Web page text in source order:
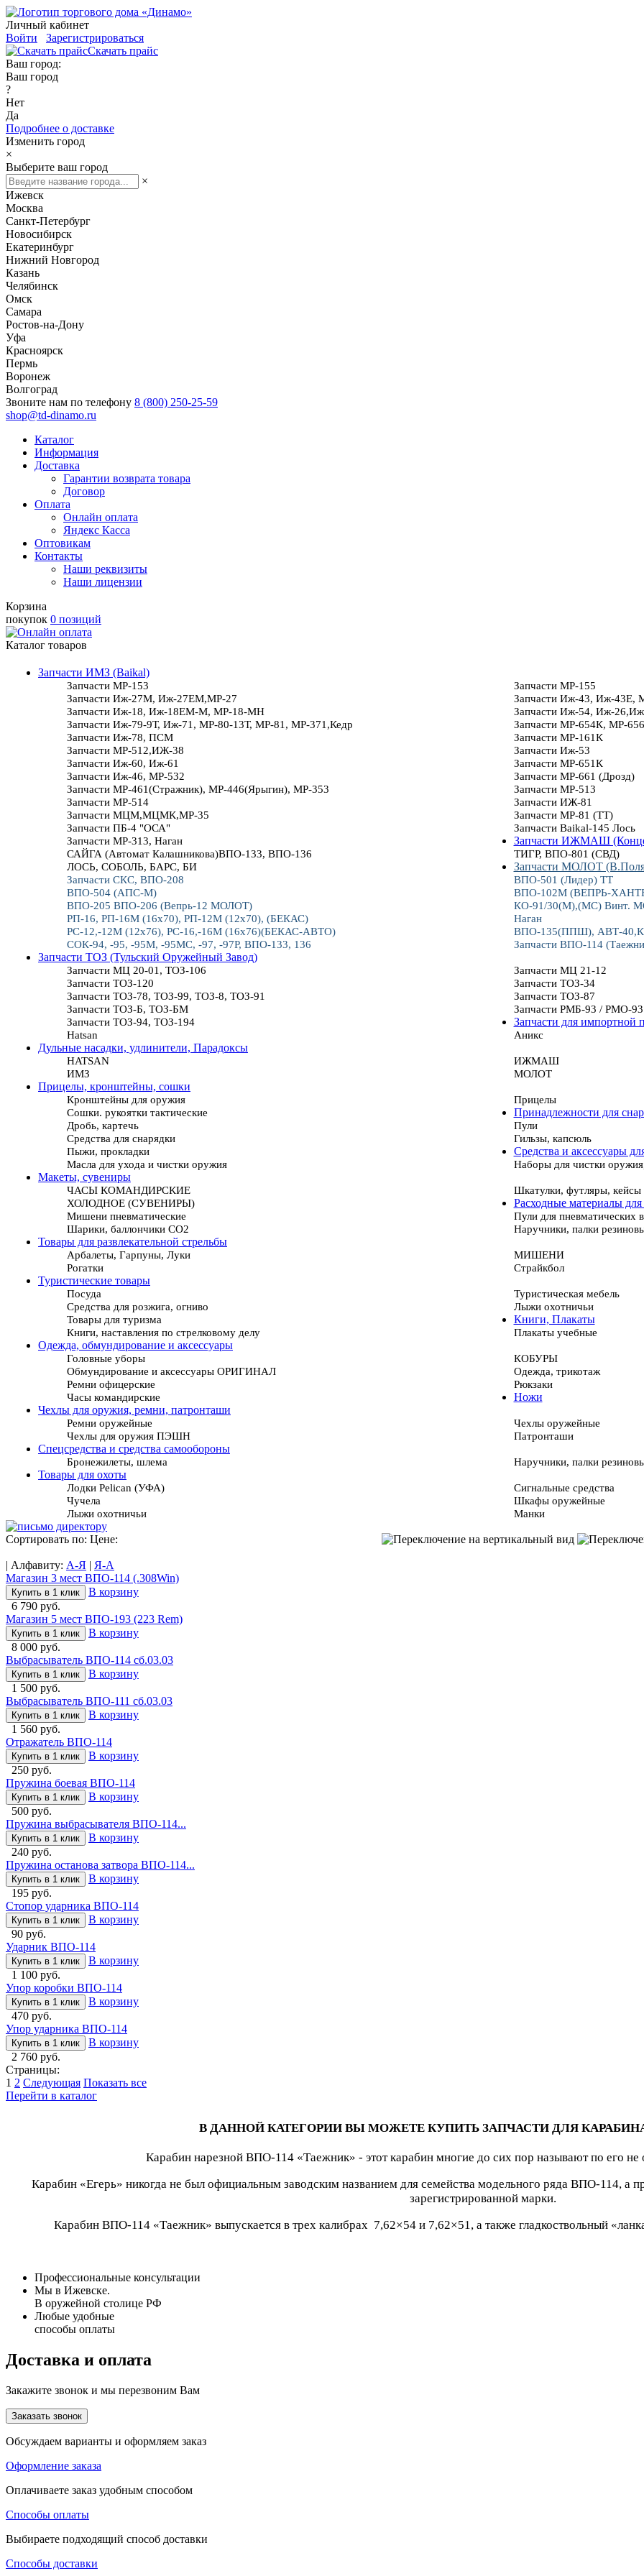
Личный кабинет
Войти
Зарегистрироваться
Скачать прайс
Ваш город:
Ваш город
?
Нет
Да
Подробнее о доставке
Изменить город
×
Выберите ваш город
×
Ижевск
Москва
Санкт-Петербург
Новосибирск
Екатеринбург
Нижний Новгород
Казань
Челябинск
Омск
Самара
Ростов-на-Дону
Уфа
Красноярск
Пермь
Воронеж
Волгоград
Звоните нам по телефону 8 (800) 250-25-59
shop@td-dinamo.ru
Каталог
Информация
Доставка
Гарантии возврата товара
Договор
Оплата
Онлайн оплата
Яндекс Касса
Оптовикам
Контакты
Наши реквизиты
Наши лицензии
Корзина
покупок 0 позиций
Каталог товаров
Запчасти ИМЗ (Baikal)
Запчасти МР-153
Запчасти МР-155
Запчасти Иж-27М, Иж-27ЕМ,МР-27
Запчасти Иж-43, Иж-43Е,
Запчасти Иж-18, Иж-18ЕМ-М, МР-18-МН
Запчасти Иж-54, Иж-
Запчасти Иж-79-9Т, Иж-71, МР-80-13Т, МР-81, МР-371,Кедр
Запчасти МР-654К, МР-
Запчасти Иж-78, ПСМ
Запчасти МР-161К
Запчасти МР-512,ИЖ-38
Запчасти Иж-53
Запчасти Иж-60, Иж-61
Запчасти МР-651К
Запчасти Иж-46, МР-532
Запчасти МР-661 (Дрозд)
Запчасти МР-461(Стражник), МР-446(Ярыгин), МР-353
Запчасти МР-513
Запчасти МР-514
Запчасти ИЖ-81
Запчасти МЦМ,МЦМК,МР-35
Запчасти МР-81 (ТТ)
Запчасти ПБ-4 "ОСА"
Запчасти Baikal-145 Лось
Запчасти МР-313, Наган
Запчасти ИЖМАШ
САЙГА (Автомат Калашникова)ВПО-133, ВПО-136
ТИГР, ВПО-801 (СВД)
ЛОСЬ, СОБОЛЬ, БАРС, БИ
Запчасти МОЛОТ
Запчасти СКС, ВПО-208
ВПО-501 (Лидер) ТТ
ВПО-504 (АПС-М)
ВПО-102М (ВЕПРЬ-
ВПО-205 ВПО-206 (Вепрь-12 МОЛОТ)
КО-91/30(М),(МС) Винт.
РП-16, РП-16М (16х70), РП-12М (12х70), (БЕКАС)
Наган
РС-12,-12М (12х76), РС-16,-16М (16х76)(БЕКАС-АВТО)
ВПО-135(ППШ), АВТ-
СОК-94, -95, -95М, -95МС, -97, -97Р, ВПО-133, 136
Запчасти ВПО-114
Запчасти ТОЗ (Тульский Оружейный Завод)
Запчасти МЦ 20-01, ТОЗ-106
Запчасти МЦ 21-12
Запчасти ТОЗ-120
Запчасти ТОЗ-34
Запчасти ТОЗ-78, ТОЗ-99, ТОЗ-8, ТОЗ-91
Запчасти ТОЗ-87
Запчасти ТОЗ-Б, ТОЗ-БМ
Запчасти РМБ-93 / РМО-93
Запчасти ТОЗ-94, ТОЗ-194
Запчасти для импортной
Hatsan
Аникс
Дульные насадки, удлинители, Парадоксы
HATSAN
ИЖМАШ
ИМЗ
МОЛОТ
Прицелы, кронштейны, сошки
Кронштейны для оружия
Прицелы
Сошки. рукоятки тактические
Принадлежности для
Дробь, картечь
Пули
Средства для снарядки
Гильзы, капсюль
Пыжи, прокладки
Средства и аксессуары
Масла для ухода и чистки оружия
Наборы для чистки
Макеты, сувениры
ЧАСЫ КОМАНДИРСКИЕ
Шкатулки, футляры, кейсы
ХОЛОДНОЕ (СУВЕНИРЫ)
Расходные материалы
Мишени пневматические
Пули для пневматических
Шарики, баллончики СО2
Наручники, палки
Товары для развлекательной стрельбы
Арбалеты, Гарпуны, Луки
МИШЕНИ
Рогатки
Страйкбол
Туристические товары
Посуда
Туристическая мебель
Средства для розжига, огниво
Лыжи охотничьи
Товары для туризма
Книги, Плакаты
Книги, наставления по стрелковому делу
Плакаты учебные
Одежда, обмундирование и аксессуары
Головные уборы
КОБУРЫ
Обмундирование и аксессуары ОРИГИНАЛ
Одежда, трикотаж
Ремни офицерские
Рюкзаки
Часы командирские
Ножи
Чехлы для оружия, ремни, патронташи
Ремни оружейные
Чехлы оружейные
Чехлы для оружия ПЭШН
Патронташи
Спецсредства и средства самообороны
Бронежилеты, шлема
Наручники, палки
Товары для охоты
Лодки Pelican (УФА)
Сигнальные средства
Чучела
Шкафы оружейные
Лыжи охотничьи
Манки
Сортировать по: Цене:
| Алфавиту: А-Я | Я-А
Магазин 3 мест ВПО-114 (.308Win)
Купить в 1 клик
В корзину
6 790 руб.
Магазин 5 мест ВПО-193 (223 Rem)
Купить в 1 клик
В корзину
8 000 руб.
Выбрасыватель ВПО-114 сб.03.03
Купить в 1 клик
В корзину
1 500 руб.
Выбрасыватель ВПО-111 сб.03.03
Купить в 1 клик
В корзину
1 560 руб.
Отражатель ВПО-114
Купить в 1 клик
В корзину
250 руб.
Пружина боевая ВПО-114
Купить в 1 клик
В корзину
500 руб.
Пружина выбрасывателя ВПО-114...
Купить в 1 клик
В корзину
240 руб.
Пружина останова затвора ВПО-114...
Купить в 1 клик
В корзину
195 руб.
Стопор ударника ВПО-114
Купить в 1 клик
В корзину
90 руб.
Ударник ВПО-114
Купить в 1 клик
В корзину
1 100 руб.
Упор коробки ВПО-114
Купить в 1 клик
В корзину
470 руб.
Упор ударника ВПО-114
Купить в 1 клик
В корзину
2 760 руб.
Страницы:
1 2 Следующая Показать все
Перейти в каталог
В ДАННОЙ КАТЕГОРИИ ВЫ МОЖЕТЕ КУПИТЬ ЗАПЧАСТИ ДЛЯ
Карабин нарезной ВПО-114 «Таежник» - этот карабин многие до сих пор называют по его
Карабин «Егерь» никогда не был официальным заводским названием для семейства модельного ряда ВПО-114, а
зарегистрированной марки.
Карабин ВПО-114 «Таежник» выпускается в трех калибрах 7,62×54 и 7,62×51, а также гладкоствольный
Профессиональные консультации
Мы в Ижевске.
В оружейной столице РФ
Любые удобные
способы оплаты
Доставка и оплата
Закажите звонок и мы перезвоним Вам
Заказать звонок
Обсуждаем варианты и оформляем заказ
Оформление заказа
Оплачиваете заказ удобным способом
Способы оплаты
Выбираете подходящий способ доставки
Способы доставки